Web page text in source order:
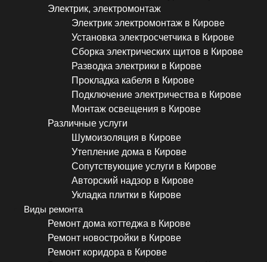
Электрик, электромонтаж
Электрик электромонтаж в Кирове
Установка электросчетчика в Кирове
Сборка электрических щитов в Кирове
Разводка электрики в Кирове
Прокладка кабеля в Кирове
Подключение электричества в Кирове
Монтаж освещения в Кирове
Различные услуги
Шумоизоляция в Кирове
Утепление дома в Кирове
Сопутствующие услуги в Кирове
Авторский надзор в Кирове
Укладка плитки в Кирове
Виды ремонта
Ремонт дома коттеджа в Кирове
Ремонт новостройки в Кирове
Ремонт коридора в Кирове